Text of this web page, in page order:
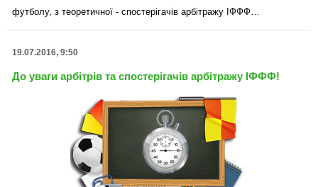
футболу, з теоретичної - спостерігачів арбітражу ІФФФ…
19.07.2016, 9:50
До уваги арбітрів та спостерігачів арбітражу ІФФФ!